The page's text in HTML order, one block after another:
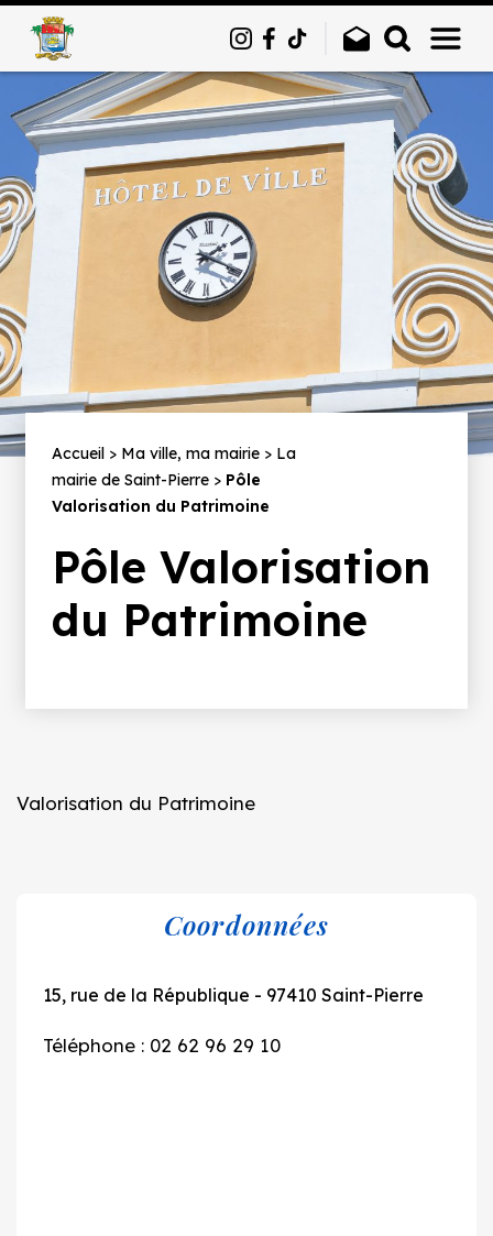
Fil
d'Ariane
Accueil Ma ville, ma mairie
La
mairie de Saint-Pierre
Pôle
Valorisation du Patrimoine
Pôle Valorisation
du Patrimoine
Valorisation du Patrimoine
Coordonnées
15, rue de la République - 97410 Saint-Pierre
Téléphone : 02 62 96 29 10
Panneau de gestion des cookies